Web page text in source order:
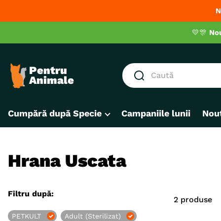
💛🎊
Caută
1. hrana umeda pisici
hrana uscata câini
7.
Cumpără după Specie Campaniile lunii
Hrana Uscata
Filtru după:
PETKULT Adult (Sterilizat)
2 produse